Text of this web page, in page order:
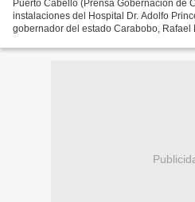
Puerto Cabello (Prensa Gobernación de
instalaciones del Hospital Dr. Adolfo
gobernador del estado Carabobo,